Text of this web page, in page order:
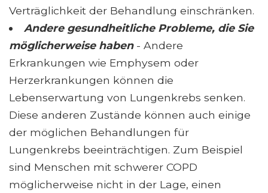
Verträglichkeit der Behandlung einschränken.
Andere gesundheitliche Probleme, die Sie
möglicherweise haben - Andere
Erkrankungen wie Emphysem oder
Herzerkrankungen können die
Lebenserwartung von Lungenkrebs senken.
Diese anderen Zustände können auch einige
der möglichen Behandlungen für
Lungenkrebs beeinträchtigen. Zum Beispiel
sind Menschen mit schwerer COPD
möglicherweise nicht in der Lage, einen